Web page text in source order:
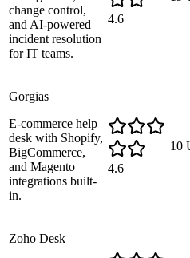
change control,
and AI-powered
incident resolution
for IT teams.
4.6
Gorgias
E-commerce help
desk with Shopify,
BigCommerce,
and Magento
integrations built-
in.
4.6
10
Zoho Desk